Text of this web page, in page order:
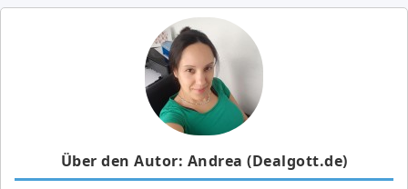
Über den Autor: Andrea (Dealgott.de)